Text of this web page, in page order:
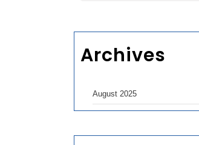
Archives
August 2025